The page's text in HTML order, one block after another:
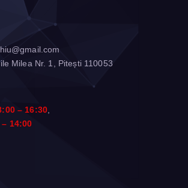
Milea Nr. 1, Pitești 110053
– 16:30,
– 14:00